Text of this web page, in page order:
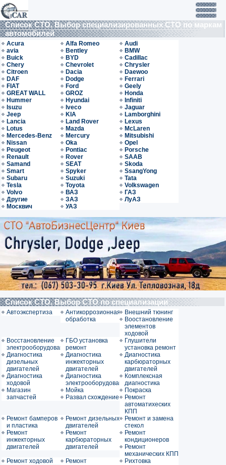
Список СТО. Выбор специализированных СТО по маркам
автомобилей
Acura Alfa Romeo
Audi
avia
Bentley
BMW
Buick
BYD
Cadillac
Chery
Chevrolet
Chrysler
Citroen
Dacia
Daewoo
DAF
Dodge
Ferrari
FIAT
Ford
Geely
GREAT WALL
GROZ
Honda
Hummer
Hyundai
Infiniti
Isuzu
Iveco
Jaguar
Jeep
KIA
Lamborghini
Lancia
Land Rover
Lexus
Lotus
Mazda
McLaren
Mercedes-Benz
Mercury
Mitsubishi
Nissan
Oka
Opel
Peugeot
Pontiac
Porsche
Renault
Rover
SAAB
Samand
SEAT
Skoda
Smart
Spyker
SsangYong
Subaru
Suzuki
Tata
Tesla
Toyota
Volkswagen
Volvo
ВАЗ
ГАЗ
Другие
ЗАЗ
ЛуАЗ
Москвич
УАЗ
Список СТО. Выбор СТО по специализации
Автоэкспертиза
Антикоррозионная
обработка
Внешний тюнинг
Воостановление
элементов
ходовой
Восстановление
электрооборудования
ГБО установка
ремонт
Глушители
установка ремонт
Диагностика
дизельных
двигателей
Диагностика
инжекторных
двигателей
Диагностика
карбюраторных
двигателей
Диагностика
ходовой
Диагностика
электрооборудования
Комплексная
диагностика
Магазин
запчастей
Мойка
Покраска
Развал схождение
Ремонт
автоматихеских
КПП
Ремонт бамперов
и пластика
Ремонт дизельных
двигателей
Ремонт и замена
стекол
Ремонт
инжекторных
двигателей
Ремонт
карбюраторных
двигателей
Ремонт
кондиционеров
Ремонт
механических КПП
Ремонт ходовой
Ремонт
Рихтовка